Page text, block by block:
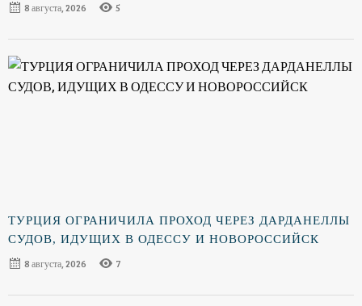
8 августа, 2026
5
ТУРЦИЯ ОГРАНИЧИЛА ПРОХОД ЧЕРЕЗ ДАРДАНЕЛЛЫ
СУДОВ, ИДУЩИХ В ОДЕССУ И НОВОРОССИЙСК
8 августа, 2026
7